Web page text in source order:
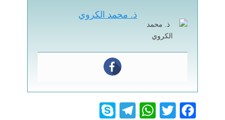
ذ. محمد الكروي
F
T
W
T